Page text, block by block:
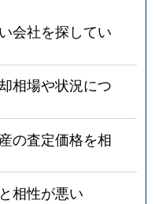
会社を探してい
相場や状況につ
の査定価格を相
相性が悪い